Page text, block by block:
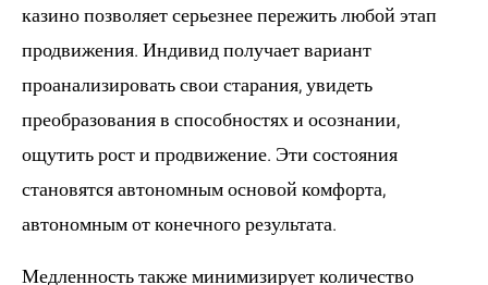
казино позволяет серьезнее пережить любой этап
продвижения. Индивид получает вариант
проанализировать свои старания, увидеть
преобразования в способностях и осознании,
ощутить рост и продвижение. Эти состояния
становятся автономным основой комфорта,
автономным от конечного результата.
Медленность также минимизирует количество